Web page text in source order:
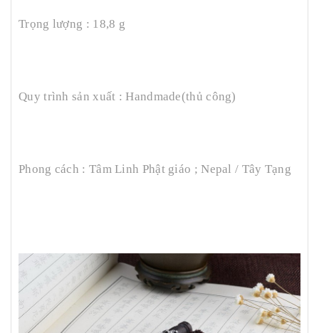
Trọng lượng : 18,8 g
Quy trình sản xuất : Handmade(thủ công)
Phong cách : Tâm Linh Phật giáo ; Nepal / Tây Tạng